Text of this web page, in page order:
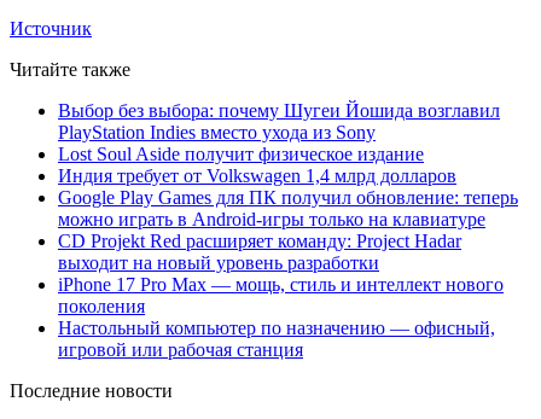
Источник
Читайте также
Выбор без выбора: почему Шугеи Йошида возглавил
PlayStation Indies вместо ухода из Sony
Lost Soul Aside получит физическое издание
Индия требует от Volkswagen 1,4 млрд долларов
Google Play Games для ПК получил обновление: теперь
можно играть в Android-игры только на клавиатуре
CD Projekt Red расширяет команду: Project Hadar
выходит на новый уровень разработки
iPhone 17 Pro Max — мощь, стиль и интеллект нового
поколения
Настольный компьютер по назначению — офисный,
игровой или рабочая станция
Последние новости